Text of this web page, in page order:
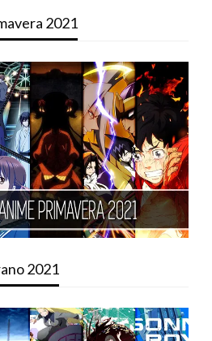
2021
2021